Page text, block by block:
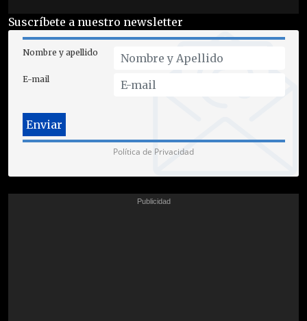
Suscríbete a nuestro newsletter
Nombre y apellido
E-mail
Política de Privacidad